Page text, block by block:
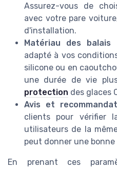
Assurez-vous de
avec votre pare
d'installation.
Matériau des balais
adapté à vos
silicone ou en
une durée de vie
protection des glaces
Avis et
clients pour vérifier
utilisateurs de la
peut donner une
En prenant ces